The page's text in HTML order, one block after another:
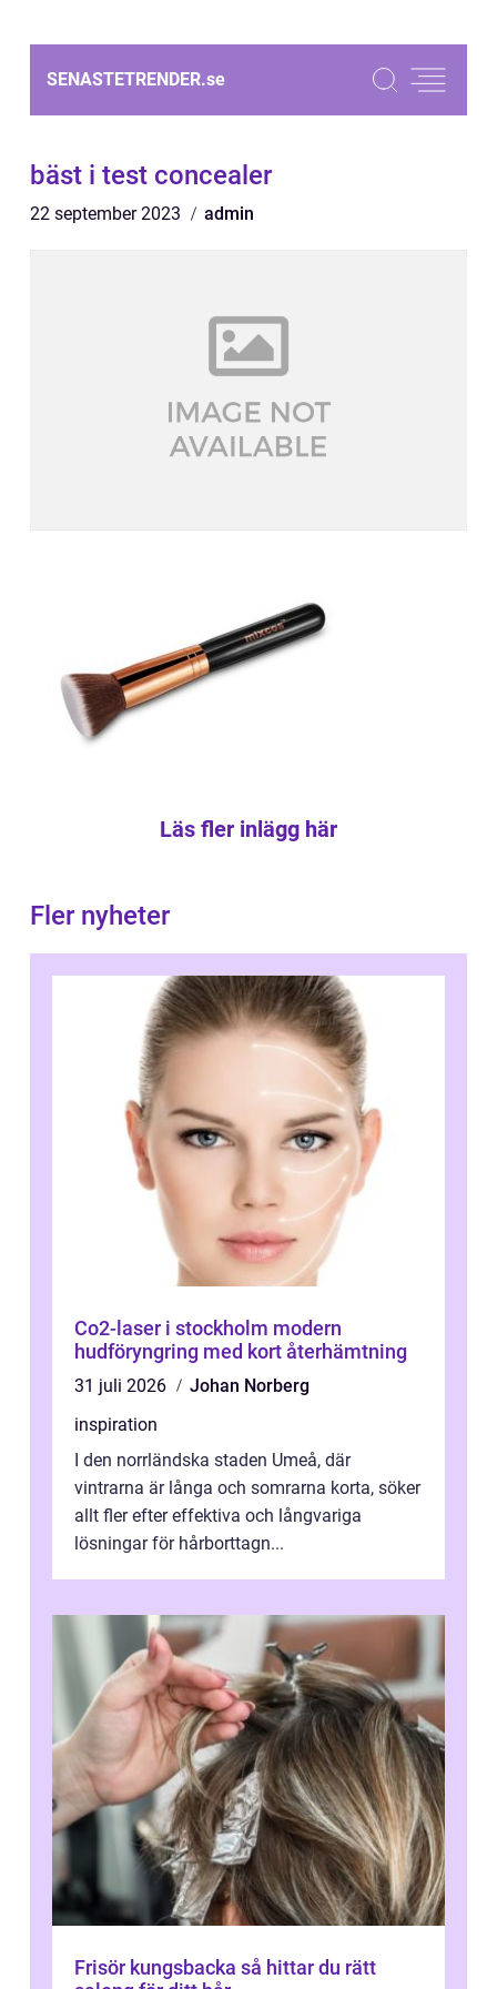
SENASTETRENDER.se
bäst i test concealer
22 september 2023 admin
Läs fler inlägg här
Fler nyheter
Co2-laser i stockholm modern
hudföryngring med kort återhämtning
31 juli 2026
Johan Norberg
inspiration
I den norrländska staden Umeå, där
vintrarna är långa och somrarna korta, söker
allt fler efter effektiva och långvariga
lösningar för hårborttagn...
Frisör kungsbacka så hittar du rätt